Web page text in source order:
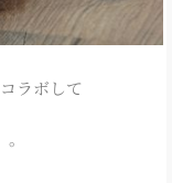
ラボして